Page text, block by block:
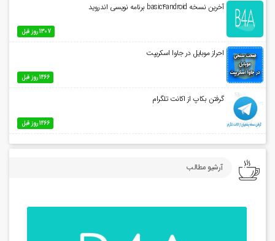
آخرین نسخه basic4android برنامه نویسی اندروید
1307 روز قبل
احراز موبایل در جاوا اسکریپت
1466 روز قبل
گرفتن بکاپ از اکانت تلگرام
1466 روز قبل
آرشیو مطالب